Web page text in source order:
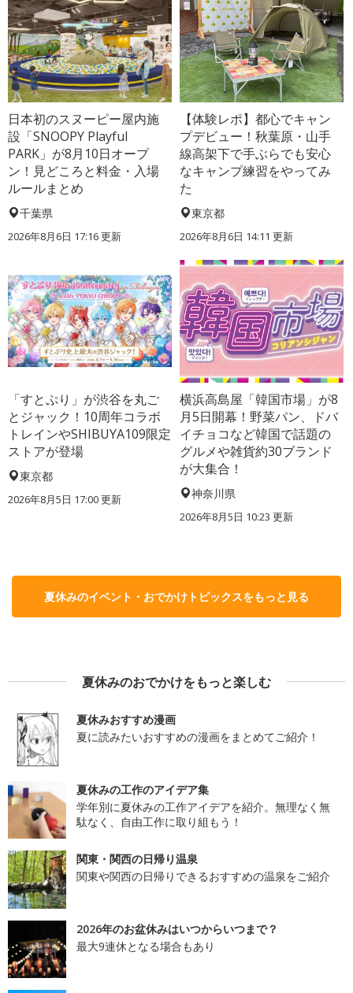
日本初のスヌーピー屋内施
設「SNOOPY Playful
PARK」が8月10日オープ
ン！見どころと料金・入場
ルールまとめ
千葉県
2026年8月6日 17:16更新
【体験レポ】都心でキャン
プデビュー！秋葉原・山手
線高架下で手ぶらでも安心
なキャンプ練習をやってみ
た
東京都
2026年8月6日 14:11 更新
「すとぷり」が渋谷を丸ご
とジャック！10周年コラボ
トレインやSHIBUYA109限定
ストアが登場
東京都
2026年8月5日 17:00更新
横浜高島屋「韓国市場」が8
月5日開幕！野菜パン、ドバ
イチョコなど韓国で話題の
グルメや雑貨約30ブランド
が大集合！
神奈川県
2026年8月5日 10:23 更新
夏休みのイベント・おでかけトピックスをもっと見る
夏休みのおでかけをもっと楽しむ
夏休みおすすめ漫画
夏に読みたいおすすめの漫画をまとめてご紹介！
夏休みの工作のアイデア集
学年別に夏休みの工作アイデアを紹介。無理なく無
駄なく、自由工作に取り組もう！
関東・関西の日帰り温泉
関東や関西の日帰りできるおすすめの温泉をご紹介
2026年のお盆休みはいつからいつまで？
最大9連休となる場合もあり